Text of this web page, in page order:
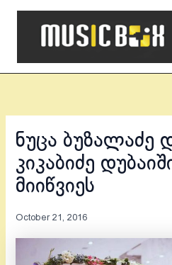
Skip
ნუცა ბუზალაძე
კიკაბიძე
მიიწვიეს
October 21, 2016